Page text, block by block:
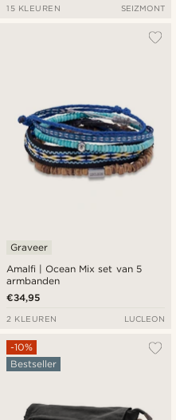
15 KLEUREN SEIZMONT
Amalfi | Ocean Mix set van 5
armbanden
Graveer
€34,95
2 KLEUREN LUCLEON
-10%
Bestseller